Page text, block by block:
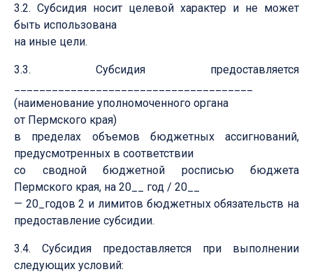
3.2. Субсидия носит целевой характер и не может
быть использована
на иные цели.
3.3. Субсидия предоставляется
(наименование уполномоченного органа
от Пермского края)
в пределах объемов бюджетных ассигнований,
предусмотренных в соответствии
со сводной бюджетной росписью бюджета
Пермского края, на 20__ год / 20__
— 20_годов 2 и лимитов бюджетных обязательств на
предоставление субсидии.
3.4. Субсидия предоставляется при выполнении
следующих условий: